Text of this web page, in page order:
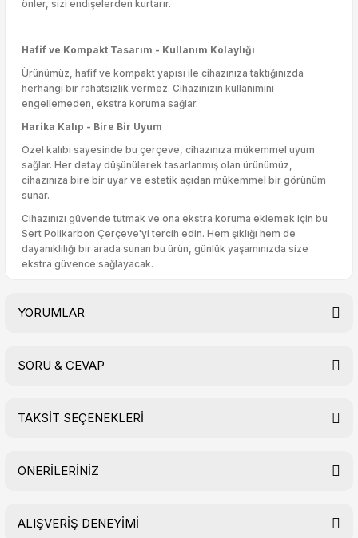
önler, sizi endişelerden kurtarır.
Hafif ve Kompakt Tasarım - Kullanım Kolaylığı
Ürünümüz, hafif ve kompakt yapısı ile cihazınıza taktığınızda
herhangi bir rahatsızlık vermez. Cihazınızın kullanımını
engellemeden, ekstra koruma sağlar.
Harika Kalıp - Bire Bir Uyum
Özel kalıbı sayesinde bu çerçeve, cihazınıza mükemmel uyum
sağlar. Her detay düşünülerek tasarlanmış olan ürünümüz,
cihazınıza bire bir uyar ve estetik açıdan mükemmel bir görünüm
sunar.
Cihazınızı güvende tutmak ve ona ekstra koruma eklemek için bu
Sert Polikarbon Çerçeve'yi tercih edin. Hem şıklığı hem de
dayanıklılığı bir arada sunan bu ürün, günlük yaşamınızda size
ekstra güvence sağlayacak.
YORUMLAR
SORU & CEVAP
TAKSİT SEÇENEKLERİ
ÖNERİLERİNİZ
Bu ürünün fiyat bilgisi, resim, ürün açıklamalarında ve diğer
ALIŞVERİŞ DENEYİMİ